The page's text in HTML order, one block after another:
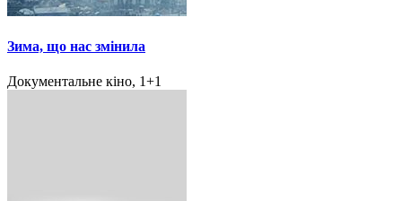
Зима, що нас змінила
Документальне кіно, 1+1